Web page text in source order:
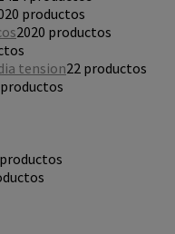
20 productos
2020 productos
tension22 productos